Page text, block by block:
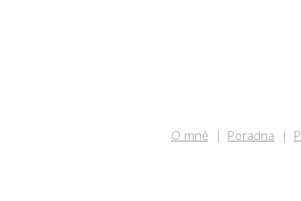
O mně Poradna